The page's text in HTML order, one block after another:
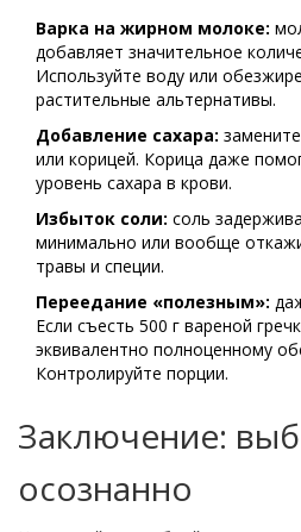
Варка на жирном молоке:
добавляет значительное
Используйте воду или
растительные альтернативы.
Добавление сахара:
или корицей. Корица даже
уровень сахара в крови.
Избыток соли: соль
минимально или вообще
травы и специи.
Переедание «полезным»:
Если съесть 500 г вареной
эквивалентно полноценному
Контролируйте порции.
Заключение:
осознанно